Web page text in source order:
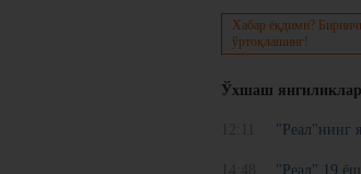
Хабар ёқдими?
ўртоқлашинг!
Ўхшаш янгиликлар
"Реал"нинг
"Реал" 19